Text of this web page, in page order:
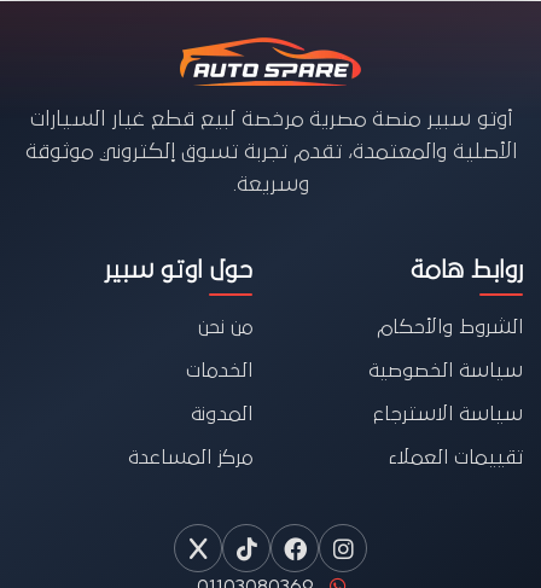
أوتو سبير منصة مصرية مرخصة لبيع قطع غيار السيارات
الأصلية والمعتمدة، تقدم تجربة تسوق إلكتروني موثوقة
وسريعة.
روابط هامة
الشروط والأحكام
سياسة الخصوصية
سياسة الاسترجاع
تقييمات العملاء
حول اوتو سبير
من نحن
الخدمات
المدونة
مركز المساعدة